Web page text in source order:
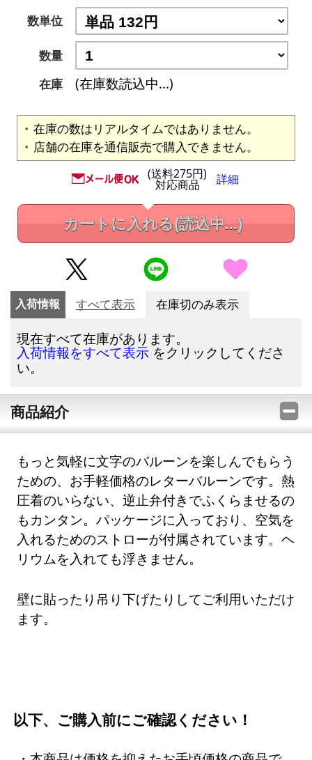
数単位
数量
在庫
(在庫数読込中...)
在庫の数はリアルタイムではありません。
店舗の在庫を通信販売で購入できません。
(送料275円)
対応商品 詳細
カートに入れる(読込中...)
入荷情報 すべて表示 在庫切のみ表示
現在すべて在庫があります。
入荷情報をすべて表示 をクリックしてくださ
い。
商品紹介
もっと気軽に文字のバルーンを楽しんでもらう
ための、お手軽価格のレターバルーンです。熱
圧着のいらない、逆止弁付きでふくらませるの
もカンタン。パッケージに入っており、空気を
入れるためのストローが付属されています。ヘ
リウムを入れても浮きません。
壁に貼ったり吊り下げたりしてご利用いただけ
ます。
以下、ご購入前にご確認ください！